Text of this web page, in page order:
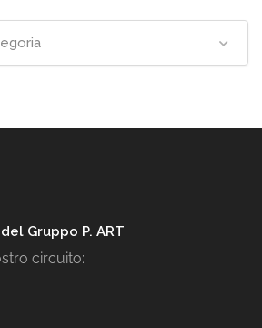
Gruppo P. ART
circuito: